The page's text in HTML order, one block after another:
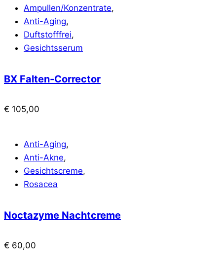
Ampullen/Konzentrate,
Anti-Aging,
Duftstofffrei,
Gesichtsserum
BX Falten-Corrector
€ 105,00
Anti-Aging,
Anti-Akne,
Gesichtscreme,
Rosacea
Noctazyme Nachtcreme
€ 60,00